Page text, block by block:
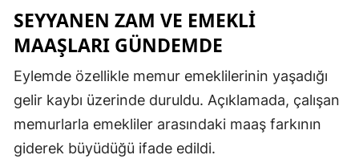
SEYYANEN ZAM VE EMEKLI
MAAŞLARI GÜNDEMDE
Eylemde özellikle memur emeklilerinin yaşadığı
gelir kaybı üzerinde duruldu. Açıklamada, çalışan
memurlarla emekliler arasındaki maaş farkının
giderek büyüdüğü ifade edildi.